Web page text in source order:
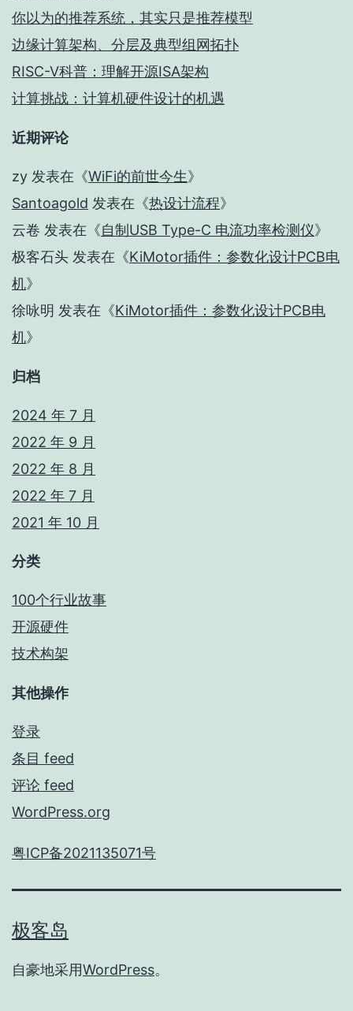
你以为的推荐系统，其实只是推荐模型
边缘计算架构、分层及典型组网拓扑
RISC-V科普：理解开源ISA架构
计算挑战：计算机硬件设计的机遇
近期评论
zy 发表在《WiFi的前世今生》
Santoagold 发表在《热设计流程》
云卷 发表在《自制USB Type-C 电流功率检测仪》
极客石头 发表在《KiMotor插件：参数化设计PCB电
机》
徐咏明 发表在《KiMotor插件：参数化设计PCB电
机》
归档
2024 年 7 月
2022 年 9 月
2022 年 8 月
2022 年 7 月
2021 年 10 月
分类
100个行业故事
开源硬件
技术构架
其他操作
登录
条目 feed
评论 feed
WordPress.org
粤ICP备2021135071号
极客岛
自豪地采用WordPress。